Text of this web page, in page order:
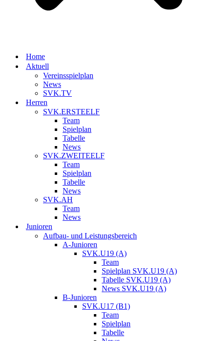
Home
Aktuell
Vereinsspielplan
News
SVK.TV
Herren
SVK.ERSTEELF
Team
Spielplan
Tabelle
News
SVK.ZWEITEELF
Team
Spielplan
Tabelle
News
SVK.AH
Team
News
Junioren
Aufbau- und Leistungsbereich
A-Junioren
SVK.U19 (A)
Team
Spielplan SVK.U19 (A)
Tabelle SVK.U19 (A)
News SVK.U19 (A)
B-Junioren
SVK.U17 (B1)
Team
Spielplan
Tabelle